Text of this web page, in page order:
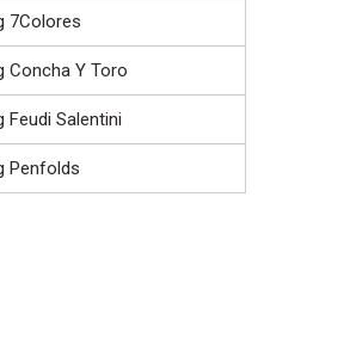
7Colores
Concha Y Toro
Feudi Salentini
Penfolds